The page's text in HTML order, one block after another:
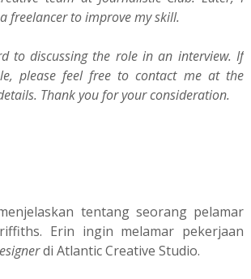
freelancer to improve my skill.
to discussing the role in an interview. If
please feel free to contact me at the
Thank you for your consideration.
tentang seorang pelamar
Erin ingin melamar pekerjaan
di Atlantic Creative Studio.